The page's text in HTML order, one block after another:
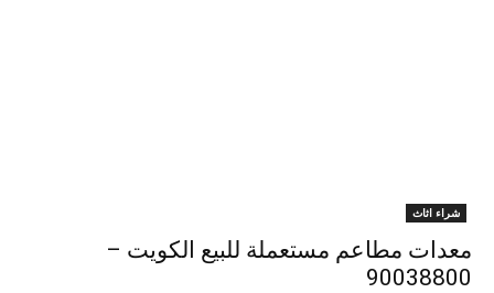
شراء اثاث
معدات مطاعم مستعملة للبيع الكويت –
90038800